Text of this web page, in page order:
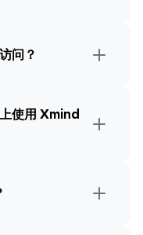
问？
使用 Xmind